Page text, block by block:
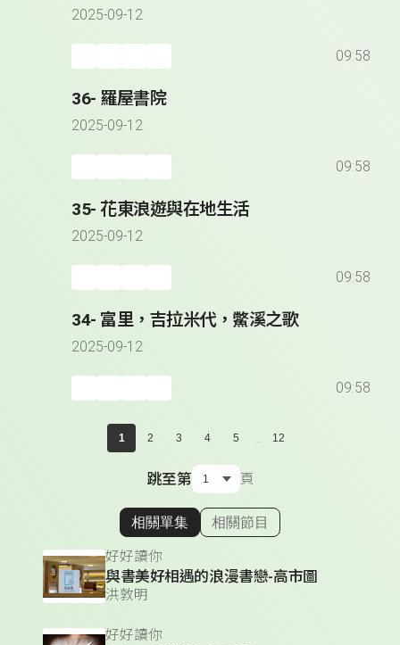
2025-09-12
09:58
36- 羅屋書院
2025-09-12
09:58
35- 花東浪遊與在地生活
2025-09-12
09:58
34- 富里，吉拉米代，鱉溪之歌
2025-09-12
09:58
1 2 3 4 5 ... 12
跳至第 頁
顯示相關單集
相關單集 相關節目
好好讀你
與書美好相遇的浪漫書戀-高市圖
洪敦明
好好讀你